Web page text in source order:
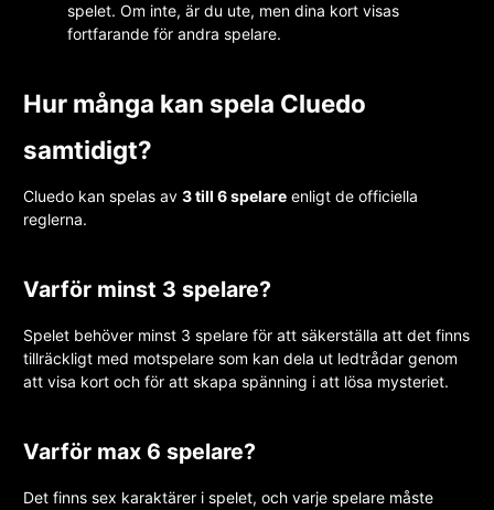
spelet. Om inte, är du ute, men dina kort visas
fortfarande för andra spelare.
Hur många kan spela Cluedo
samtidigt?
Cluedo kan spelas av 3 till 6 spelare enligt de officiella
reglerna.
Varför minst 3 spelare?
Spelet behöver minst 3 spelare för att säkerställa att det finns
tillräckligt med motspelare som kan dela ut ledtrådar genom
att visa kort och för att skapa spänning i att lösa mysteriet.
Varför max 6 spelare?
Det finns sex karaktärer i spelet, och varje spelare måste